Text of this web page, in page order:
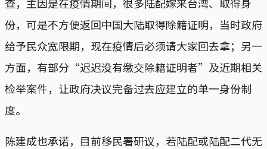
份，可是不方便返回中国大陆取得除籍证明，当时政府
给予民众宽限期，现在疫情后必须请大家回去拿；另一
方面，有部分“迟迟没有缴交除籍证明者”及近期相关
检举案件，让政府决议完备过去应建立的单一身份制
度。
陈建成也承诺，目前移民署研议，若陆配或陆配二代无